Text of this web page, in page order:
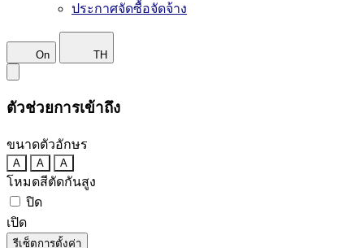
ประกาศจัดซื้อจัดจ้าง
On TH
ตัวช่วยการเข้าถึง
ขนาดตัวอักษร
A A A
โหมดสีตัดกันสูง
ปิด
เปิด
รีเซ็ตการตั้งค่า